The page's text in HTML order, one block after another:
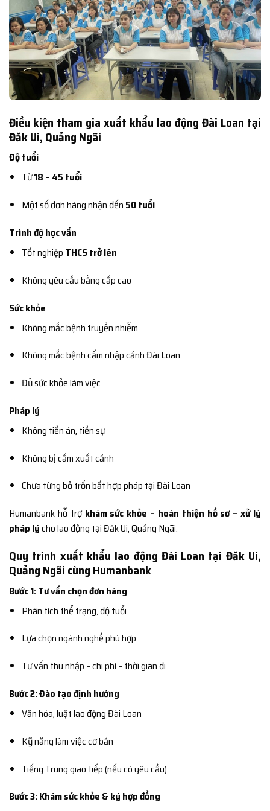
Điều kiện tham gia xuất khẩu lao động Đài Loan tại
Đăk Ui, Quảng Ngãi
Độ tuổi
Từ18 – 45 tuổi
Một số đơn hàng nhận đến 50 tuổi
Trình độ học vấn
Tốt nghiệp THCS trở lên
Không yêu cầu bằng cấp cao
Sức khỏe
Không mắc bệnh truyền nhiễm
Không mắc bệnh cấm nhập cảnh Đài Loan
Đủ sức khỏe làm việc
Pháp lý
Không tiền án, tiền sự
Không bị cấm xuất cảnh
Chưa từng bỏ trốn bất hợp pháp tại Đài Loan
Humanbank hỗ trợ khám sức khỏe – hoàn thiện hồ sơ – xử lý
pháp lýcho lao động tại Đăk Ui, Quảng Ngãi.
Quy trình xuất khẩu lao động Đài Loan tại Đăk Ui,
Quảng Ngãi cùng Humanbank
Bước 1: Tư vấn chọn đơn hàng
Phân tích thể trạng, độ tuổi
Lựa chọn ngành nghề phù hợp
Tư vấn thu nhập – chi phí – thời gian đi
Bước 2: Đào tạo định hướng
Văn hóa, luật lao động Đài Loan
Kỹ năng làm việc cơ bản
Tiếng Trung giao tiếp (nếu có yêu cầu)
Bước 3: Khám sức khỏe & ký hợp đồng